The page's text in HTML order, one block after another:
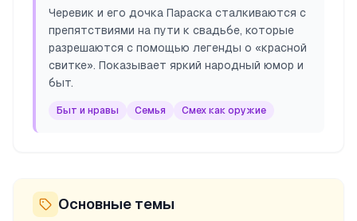
Черевик и его дочка Параска сталкиваются с
препятствиями на пути к свадьбе, которые
разрешаются с помощью легенды о «красной
свитке». Показывает яркий народный юмор и
быт.
Быт и нравы Семья Смех как оружие
Основные темы